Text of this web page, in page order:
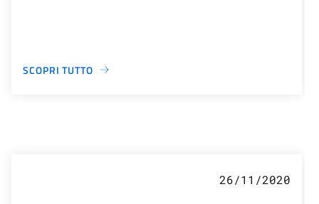
SCOPRI TUTTO
26/11/2020